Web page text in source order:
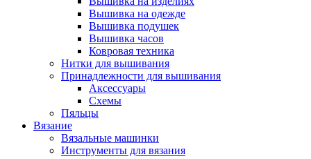
Вышивка на одежде
Вышивка подушек
Вышивка часов
Ковровая техника
Нитки для вышивания
Принадлежности для вышивания
Аксессуары
Схемы
Пяльцы
Вязание
Вязальные машинки
Инструменты для вязания